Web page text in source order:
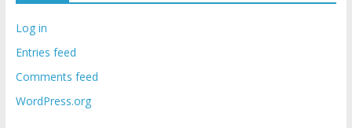
Log in
Entries feed
Comments feed
WordPress.org